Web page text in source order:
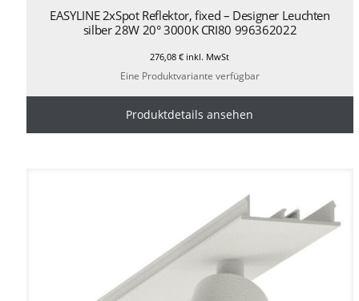
EASYLINE 2xSpot Reflektor, fixed – Designer Leuchten
silber 28W 20° 3000K CRI80 996362022
276,08€ inkl. MwSt
Eine Produktvariante verfügbar
Produktdetails ansehen